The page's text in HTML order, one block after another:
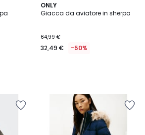
ONLY
Giacca da aviatore in sherpa
64,99 €
32,49 € -50%